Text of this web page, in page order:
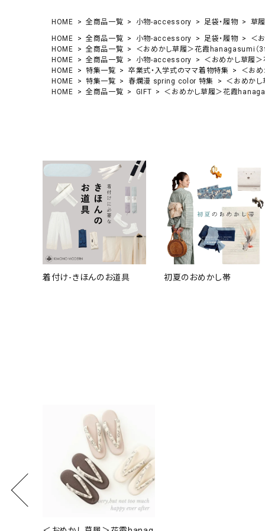
HOME 全商品一覧 小物-accessory 足袋・履物
草
HOME
全商品一覧 小物-accessory 足袋・履物
＜
HOME
全商品一覧
＜おめかし草履＞花霞hanagasumi（3
HOME
全商品一覧 小物-accessory
＜おめかし草履＞
HOME
特集一覧 卒業式・入学式のママ着物特集
＜お
HOME
特集一覧 春爛漫 spring color 特集
＜おめかし
HOME
全商品一覧 GIFT ＜おめかし草履＞花霞
着付け-きほんのお道具 初夏のおめかし帯